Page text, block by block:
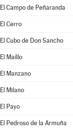
El Campo de Peñaranda
El Cerro
El Cubo de Don Sancho
El Maíllo
El Manzano
El Milano
El Payo
El Pedroso de la Armuña